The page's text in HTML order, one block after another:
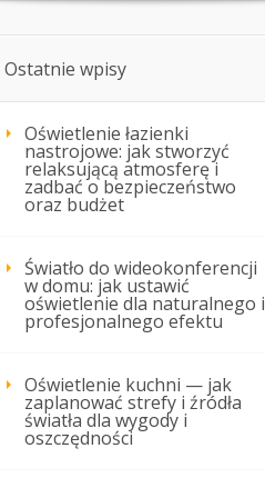
Ostatnie wpisy
Oświetlenie łazienki
nastrojowe: jak stworzyć
relaksującą atmosferę i
zadbać o bezpieczeństwo
oraz budżet
Światło do wideokonferencji
w domu: jak ustawić
oświetlenie dla naturalnego i
profesjonalnego efektu
Oświetlenie kuchni — jak
zaplanować strefy i źródła
światła dla wygody i
oszczędności